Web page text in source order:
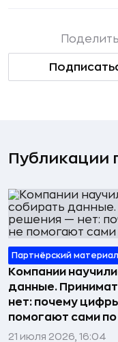
Публикации
Партнёрский материал
Компании
данные.
нет: почему
помогают сами по
21 июля 2026, 16:04